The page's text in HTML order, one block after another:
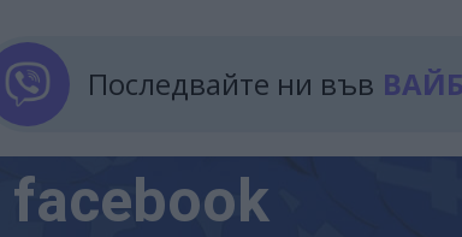
Последвайте ни във
facebook